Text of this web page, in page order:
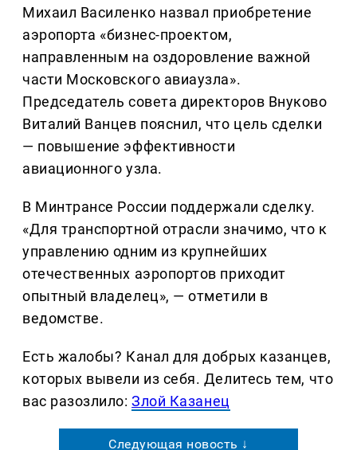
Михаил Василенко назвал приобретение
аэропорта «бизнес-проектом,
направленным на оздоровление важной
части Московского авиаузла».
Председатель совета директоров Внуково
Виталий Ванцев пояснил, что цель сделки
— повышение эффективности
авиационного узла.
В Минтрансе России поддержали сделку.
«Для транспортной отрасли значимо, что к
управлению одним из крупнейших
отечественных аэропортов приходит
опытный владелец», — отметили в
ведомстве.
Есть жалобы? Канал для добрых казанцев,
которых вывели из себя. Делитеcь тем, что
вас разозлило:Злой Казанец
Следующая новость ↓